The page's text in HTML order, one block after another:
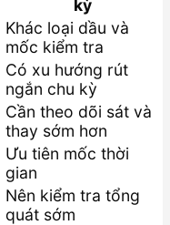
kỳ
Khác loại dầu và
mốc kiểm tra
Có xu hướng rút
ngắn chu kỳ
Cần theo dõi sát và
thay sớm hơn
Ưu tiên mốc thời
gian
Nên kiểm tra tổng
quát sớm